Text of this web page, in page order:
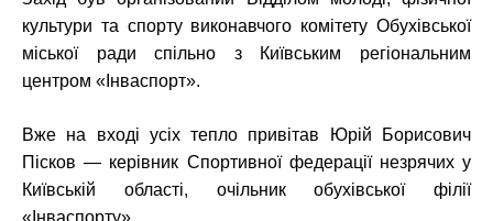
культури та спорту виконавчого комітету Обухівської
міської ради спільно з Київським регіональним
центром «Інваспорт».
Вже на вході усіх тепло привітав Юрій Борисович
Пісков — керівник Спортивної федерації незрячих у
Київській області, очільник обухівської філії